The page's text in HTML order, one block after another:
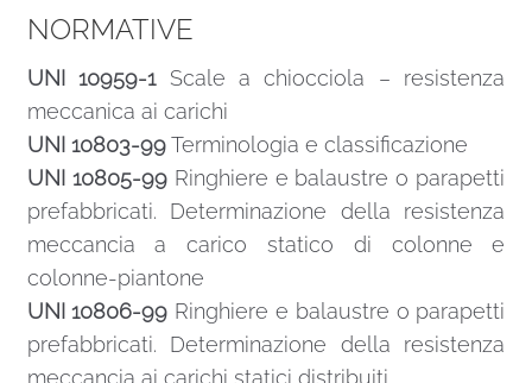
NORMATIVE
UNI 10959-1Scale a chiocciola – resistenza
meccanica ai carichi
UNI 10803-99Terminologia e classificazione
UNI 10805-99Ringhiere e balaustre o parapetti
prefabbricati. Determinazione della resistenza
meccancia a carico statico di colonne e
colonne-piantone
UNI 10806-99 Ringhiere e balaustre o parapetti
prefabbricati. Determinazione della resistenza
meccancia ai carichi statici distribuiti